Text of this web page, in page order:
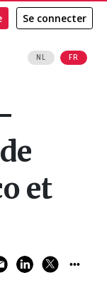
NL FR
Se connecter
et